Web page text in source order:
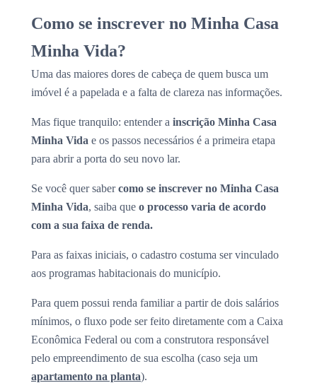
Como se inscrever no Minha Casa
Minha Vida?
Uma das maiores dores de cabeça de quem busca um
imóvel é a papelada e a falta de clareza nas informações.
Mas fique tranquilo: entender a inscrição Minha Casa
Minha Vida e os passos necessários é a primeira etapa
para abrir a porta do seu novo lar.
Se você quer sabercomo se inscrever no Minha Casa
Minha Vida, saiba que o processo varia de acordo
com a sua faixa de renda.
Para as faixas iniciais, o cadastro costuma ser vinculado
aos programas habitacionais do município.
Para quem possui renda familiar a partir de dois salários
mínimos, o fluxo pode ser feito diretamente com a Caixa
Econômica Federal ou com a construtora responsável
pelo empreendimento de sua escolha (caso seja um
apartamento na planta).